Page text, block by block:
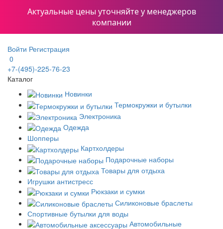
Актуальные цены уточняйте у менеджеров
компании
Войти Регистрация
0
+7-(495)-225-76-23
Каталог
Новинки
Термокружки и бутылки
Электроника
Одежда
Шопперы
Картхолдеры
Подарочные наборы
Товары для отдыха
Игрушки антистресс
Рюкзаки и сумки
Силиконовые браслеты
Спортивные бутылки для воды
Автомобильные